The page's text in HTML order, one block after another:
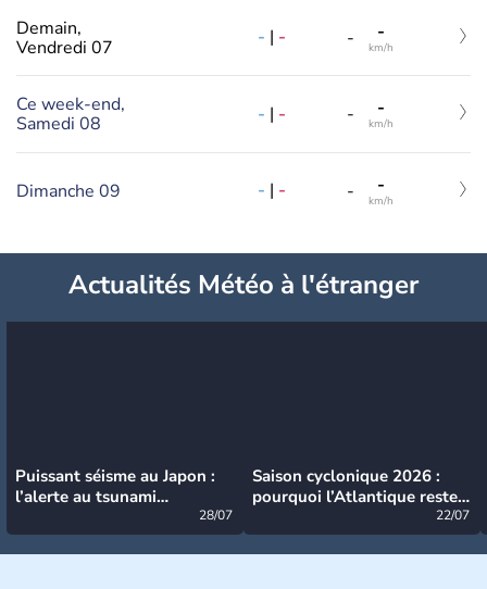
Demain,
Vendredi 07
- | - - -
km/h
Ce week-end,
Samedi 08
- | - - -
km/h
Dimanche 09 - | - - -
km/h
Actualités Météo à l'étranger
Puissant séisme au Japon :
l’alerte au tsunami
28/07
Saison cyclonique 2026 :
pourquoi l’Atlantique reste
22/07